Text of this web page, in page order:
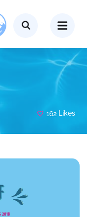
162 Likes